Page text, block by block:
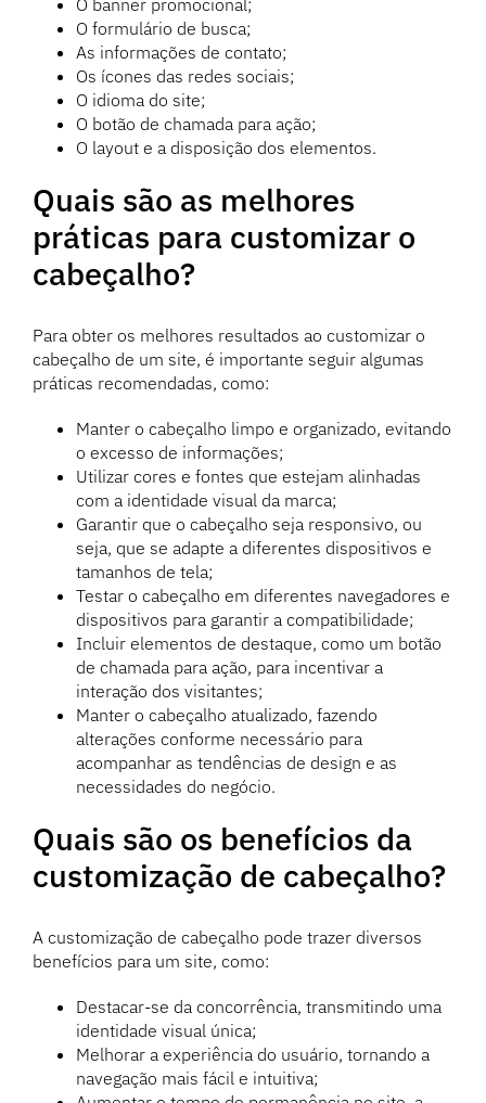
O banner promocional;
O formulário de busca;
As informações de contato;
Os ícones das redes sociais;
O idioma do site;
O botão de chamada para ação;
O layout e a disposição dos elementos.
Quais são as melhores
práticas para customizar o
cabeçalho?
Para obter os melhores resultados ao customizar o
cabeçalho de um site, é importante seguir algumas
práticas recomendadas, como:
Manter o cabeçalho limpo e organizado, evitando
o excesso de informações;
Utilizar cores e fontes que estejam alinhadas
com a identidade visual da marca;
Garantir que o cabeçalho seja responsivo, ou
seja, que se adapte a diferentes dispositivos e
tamanhos de tela;
Testar o cabeçalho em diferentes navegadores e
dispositivos para garantir a compatibilidade;
Incluir elementos de destaque, como um botão
de chamada para ação, para incentivar a
interação dos visitantes;
Manter o cabeçalho atualizado, fazendo
alterações conforme necessário para
acompanhar as tendências de design e as
necessidades do negócio.
Quais são os benefícios da
customização de cabeçalho?
A customização de cabeçalho pode trazer diversos
benefícios para um site, como:
Destacar-se da concorrência, transmitindo uma
identidade visual única;
Melhorar a experiência do usuário, tornando a
navegação mais fácil e intuitiva;